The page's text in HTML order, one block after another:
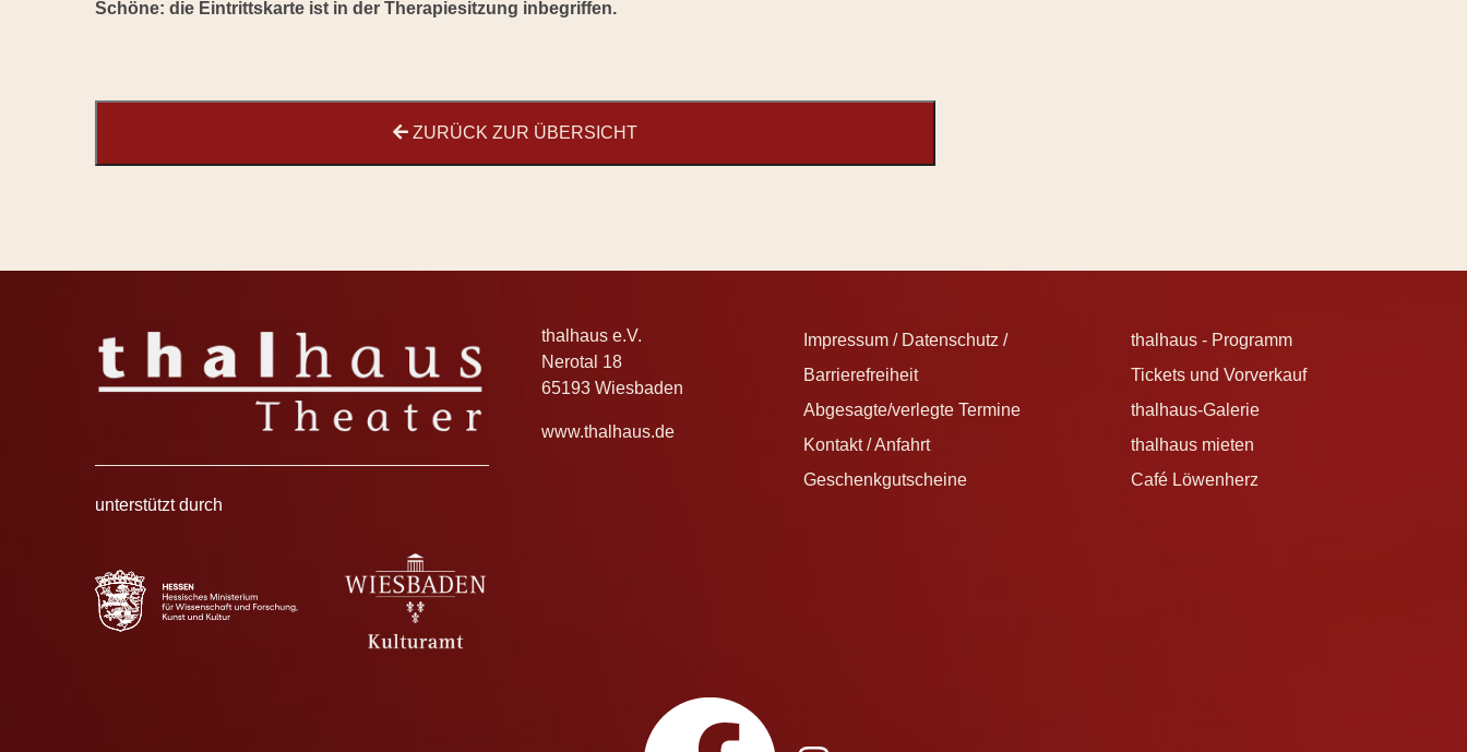
Schöne: die Eintrittskarte ist in der Therapiesitzung inbegriffen.
ZURÜCK ZUR ÜBERSICHT
unterstützt durch
thalhaus e.V.
Nerotal 18
65193 Wiesbaden
www.thalhaus.de
Impressum / Datenschutz /
Barrierefreiheit
Abgesagte/verlegte Termine
Kontakt / Anfahrt
Geschenkgutscheine
thalhaus - Programm
Tickets und Vorverkauf
thalhaus-Galerie
thalhaus mieten
Café Löwenherz